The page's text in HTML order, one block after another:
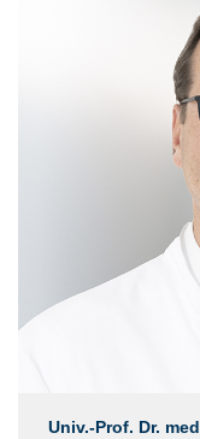
Univ.-Prof. Dr.